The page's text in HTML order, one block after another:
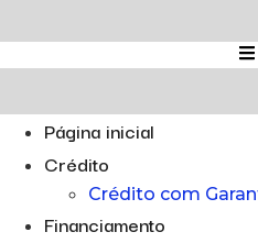
para
o
Página inicial
Crédito
Crédito com
Financiamento